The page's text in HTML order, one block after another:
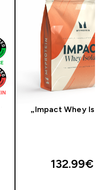
„Impact Whey
132.99€‎